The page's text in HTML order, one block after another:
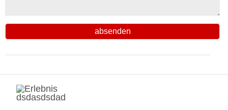
absenden
dsdasdsdad